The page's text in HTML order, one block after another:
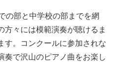
の部と中学校の部までを網
方々には模範演奏が聴けるま
す。コンクールに参加されな
奏で沢山のピアノ曲をお楽し